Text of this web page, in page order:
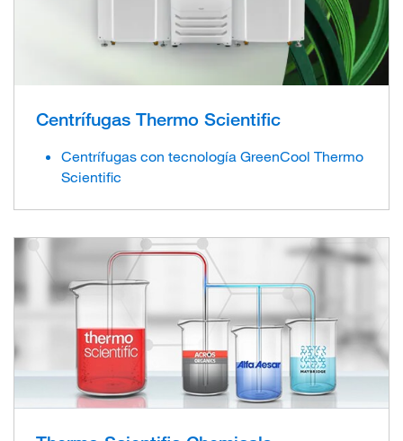
Centrífugas Thermo Scientific
Centrífugas con tecnología GreenCool Thermo
Scientific